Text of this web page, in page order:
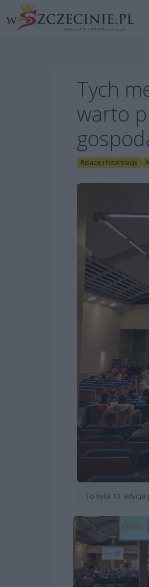
Tych
warto
Relacje i fotorelacje
To była 10.